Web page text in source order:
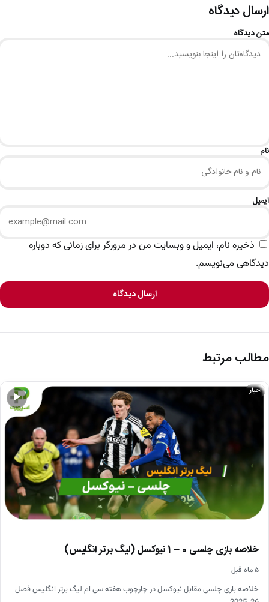
ارسال دیدگاه
متن دیدگاه
نام
ایمیل
ذخیره نام، ایمیل و وبسایت من در مرورگر برای زمانی که دوباره
دیدگاهی می‌نویسم.
ارسال دیدگاه
مطالب مرتبط
▶
اخبار
خلاصه بازی چلسی 0 – 1 نیوکسل (لیگ برتر انگلیس)
۵ ماه قبل
خلاصه بازی چلسی مقابل نیوکسل در چارچوب هفته سی ام لیگ برتر انگلیس فصل